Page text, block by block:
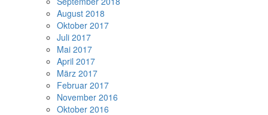
August 2018
Oktober 2017
Juli 2017
Mai 2017
April 2017
März 2017
Februar 2017
November 2016
Oktober 2016